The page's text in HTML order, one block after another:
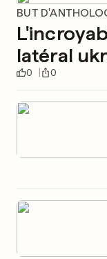
BUT
latéral
0 0